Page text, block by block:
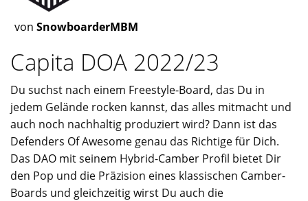
von SnowboarderMBM
Capita DOA 2022/23
Du suchst nach einem Freestyle-Board, das Du in
jedem Gelände rocken kannst, das alles mitmacht und
auch noch nachhaltig produziert wird? Dann ist das
Defenders Of Awesome genau das Richtige für Dich.
Das DAO mit seinem Hybrid-Camber Profil bietet Dir
den Pop und die Präzision eines klassischen Camber-
Boards und gleichzeitig wirst Du auch die